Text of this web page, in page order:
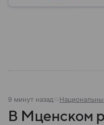
9 минут назад
В Мценском